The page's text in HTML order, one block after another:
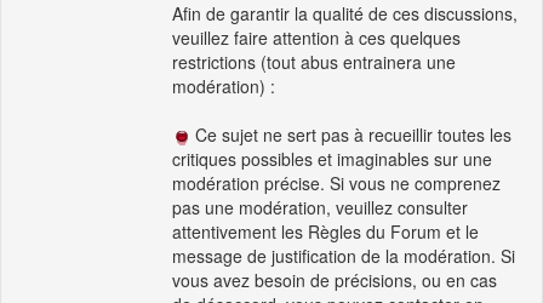
Afin de garantir la qualité de ces discussions,
veuillez faire attention à ces quelques
restrictions (tout abus entrainera une
modération) :
Ce sujet ne sert pas à recueillir toutes les
critiques possibles et imaginables sur une
modération précise. Si vous ne comprenez
pas une modération, veuillez consulter
attentivement les Règles du Forum et le
message de justification de la modération. Si
vous avez besoin de précisions, ou en cas